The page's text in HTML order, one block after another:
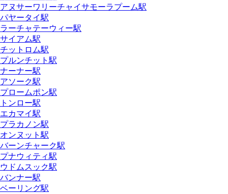
アヌサーワリーチャイサモーラプーム駅
パヤータイ駅
ラーチャテーウィー駅
サイアム駅
チットロム駅
プルンチット駅
ナーナー駅
アソーク駅
プロームポン駅
トンロー駅
エカマイ駅
プラカノン駅
オンヌット駅
バーンチャーク駅
プナウィティ駅
ウドムスック駅
バンナー駅
ベーリング駅